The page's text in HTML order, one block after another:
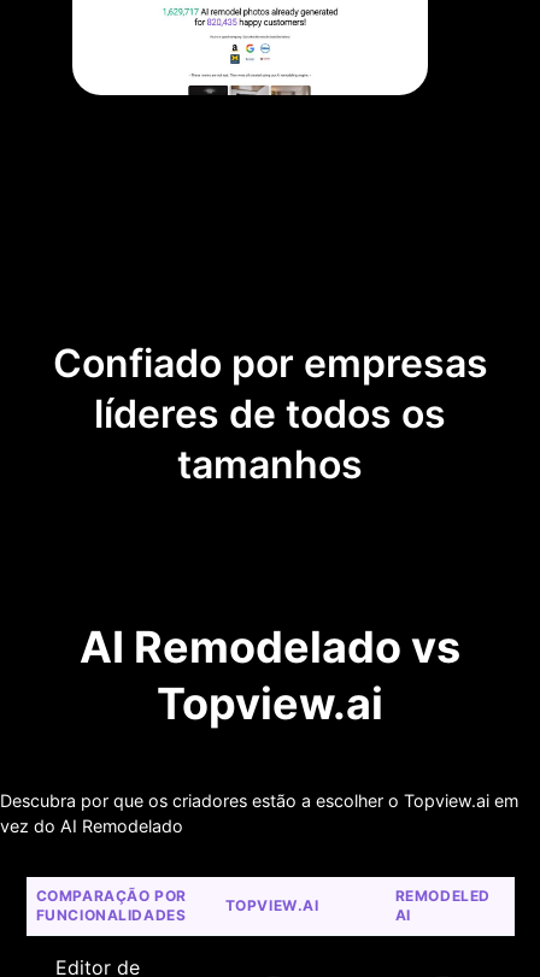
Confiado por empresas
líderes de todos os
tamanhos
AI Remodelado vs
Topview.ai
Descubra por que os criadores estão a escolher o Topview.ai em
vez do AI Remodelado
COMPARAÇÃO POR
FUNCIONALIDADES
TOPVIEW.AI
REMODELED
AI
Editor de